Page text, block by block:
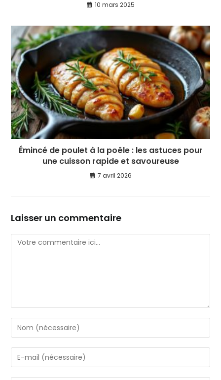
10 mars 2025
Émincé de poulet à la poêle : les astuces pour
une cuisson rapide et savoureuse
7 avril 2026
Laisser un commentaire